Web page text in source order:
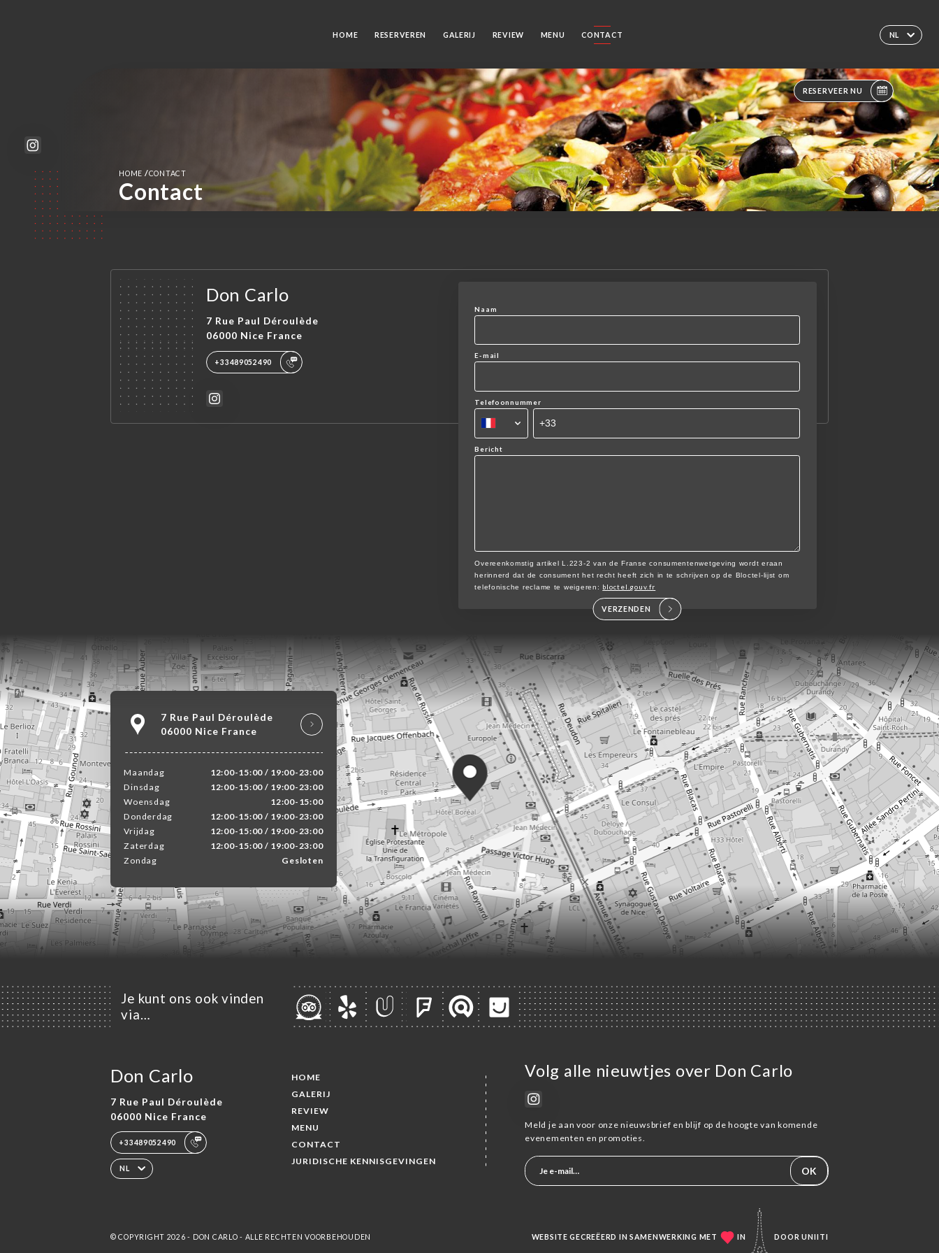
NL
HOME RESERVEREN GALERIJ REVIEW MENU CONTACT
RESERVEER NU
HOME /CONTACT
Contact
Don Carlo
7 Rue Paul Déroulède
06000 Nice France
+33489052490
Naam
E-mail
Telefoonnummer
Bericht
Overeenkomstig artikel L.223-2 van de Franse consumentenwetgeving wordt eraan
herinnerd dat de consument het recht heeft zich in te schrijven op de Bloctel-lijst om
telefonische reclame te weigeren: bloctel.gouv.fr
VERZENDEN
7 Rue Paul Déroulède
06000 Nice France
Maandag
12:00-15:00 / 19:00-23:00
Dinsdag
12:00-15:00 / 19:00-23:00
Woensdag
12:00-15:00
Donderdag
12:00-15:00 / 19:00-23:00
Vrijdag
12:00-15:00 / 19:00-23:00
Zaterdag
12:00-15:00 / 19:00-23:00
Zondag
Gesloten
Je kunt ons ook vinden
via…
Don Carlo
7 Rue Paul Déroulède
06000 Nice France
+33489052490
NL
HOME
GALERIJ
REVIEW
MENU
CONTACT
JURIDISCHE KENNISGEVINGEN
Volg alle nieuwtjes over Don Carlo
Meld je aan voor onze nieuwsbrief en blijf op de hoogte van komende
evenementen en promoties.
OK
© COPYRIGHT 2026 - DON CARLO - ALLE RECHTEN VOORBEHOUDEN WEBSITE GECREËERD IN SAMENWERKING MET IN DOORUNIITI